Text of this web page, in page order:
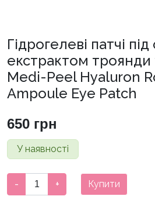
Гідрогелеві патчі під
екстрактом
Medi-Peel Hyaluron
Ampoule Eye Patch
650 грн
У наявності
Гідрогелеві
патчі
- + Купити